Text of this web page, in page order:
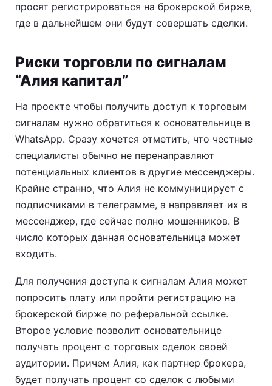
просят регистрироваться на брокерской бирже,
где в дальнейшем они будут совершать сделки.
Риски торговли по сигналам
“Алия капитал”
На проекте чтобы получить доступ к торговым
сигналам нужно обратиться к основательнице в
WhatsApp. Сразу хочется отметить, что честные
специалисты обычно не перенаправляют
потенциальных клиентов в другие мессенджеры.
Крайне странно, что Алия не коммуницирует с
подписчиками в телеграмме, а направляет их в
мессенджер, где сейчас полно мошенников. В
число которых данная основательница может
входить.
Для получения доступа к сигналам Алия может
попросить плату или пройти регистрацию на
брокерской бирже по реферальной ссылке.
Второе условие позволит основательнице
получать процент с торговых сделок своей
аудитории. Причем Алия, как партнер брокера,
будет получать процент со сделок с любыми